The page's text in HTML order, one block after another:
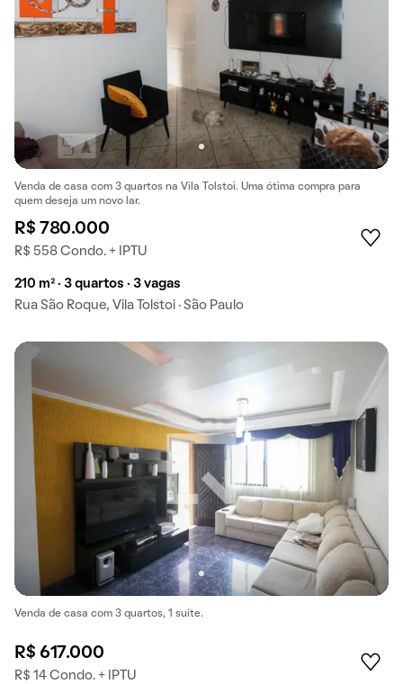
Venda de casa com 3 quartos na Vila Tolstoi. Uma ótima compra para
quem deseja um novo lar.
R$ 780.000
R$ 558 Condo. + IPTU
210 m² · 3 quartos · 3 vagas
Rua São Roque, Vila Tolstoi · São Paulo
Venda de casa com 3 quartos, 1 suíte.
R$ 617.000
R$ 14 Condo. + IPTU